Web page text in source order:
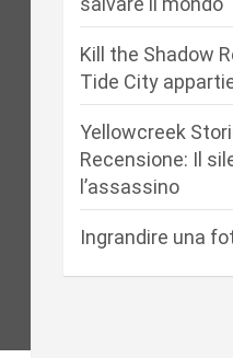
Kill the Shadow
Tide City
Yellowcreek
Recensione: Il
l’assassino
Ingrandire una